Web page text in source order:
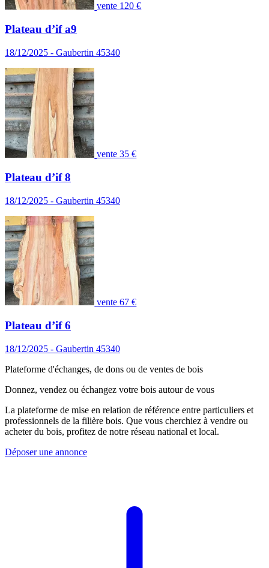
vente 120 €
Plateau d’if a9
18/12/2025 - Gaubertin 45340
vente35 €
Plateau d’if 8
18/12/2025 - Gaubertin 45340
vente67 €
Plateau d’if 6
18/12/2025 - Gaubertin 45340
Plateforme d'échanges, de dons ou de ventes de bois
Donnez, vendez ou échangez votre bois autour de vous
La plateforme de mise en relation de référence entre particuliers et
professionnels de la filière bois. Que vous cherchiez à vendre ou
acheter du bois, profitez de notre réseau national et local.
Déposer une annonce